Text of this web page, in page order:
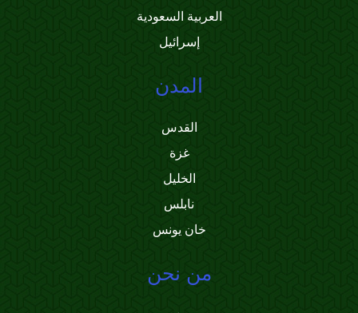
العربية السعودية
إسرائيل
المدن
القدس
غزة
الخليل
نابلس
خان يونس
من نحن